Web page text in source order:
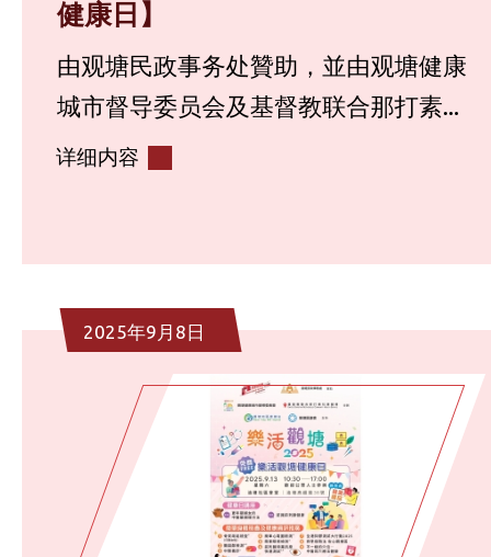
健康日】
由观塘民政事务处贊助，並由观塘健康
城市督导委员会及基督教联合那打素...
详细内容
2025年9月8日